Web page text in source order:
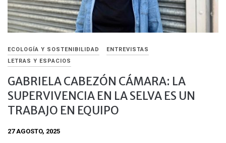
ECOLOGÍA Y SOSTENIBILIDAD
ENTREVISTAS
LETRAS Y ESPACIOS
GABRIELA CABEZÓN CÁMARA: LA
SUPERVIVENCIA EN LA SELVA ES UN
TRABAJO EN EQUIPO
27 AGOSTO, 2025